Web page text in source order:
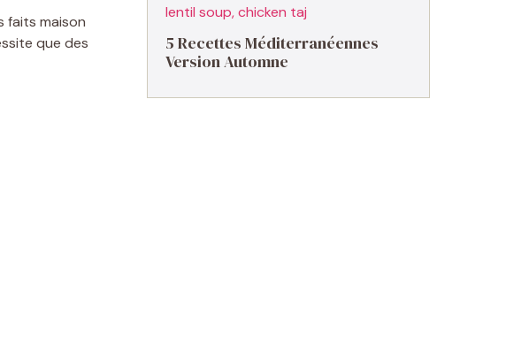
faits maison
que des
5 Recettes Méditerranéennes
Version Automne